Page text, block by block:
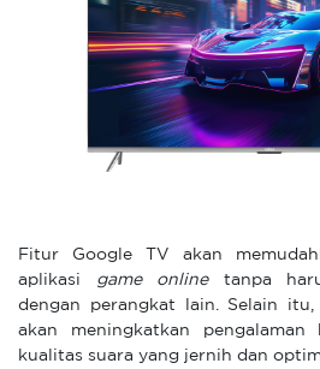
Fitur Google TV akan
aplikasi
game online tanpa
dengan perangkat lain. Selain
akan meningkatkan pengalaman
kualitas suara yang jernih dan